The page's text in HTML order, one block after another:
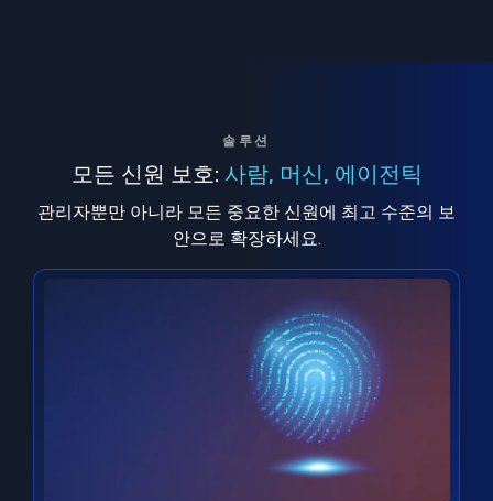
솔루션
모든 신원 보호: 사람, 머신, 에이전틱
관리자뿐만 아니라 모든 중요한 신원에 최고 수준의 보
안으로 확장하세요.